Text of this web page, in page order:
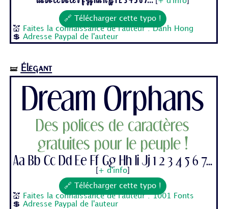
🔗 Télécharger cette typo !
💒
Faites la connaissance de l'auteur : Danh Hong
💲Adresse Paypal de l'auteur
🝛 Élégant
Dream Orphans
Des polices de caractères
gratuites pour le peuple !
Aa Bb Cc Dd Ee Ff Gg Hh Ii Jj 1 2 3 4 5 6 7...
+ d'info]
🔗 Télécharger cette typo !
💒
Faites la connaissance de l'auteur : 1001 Fonts
💲Adresse Paypal de l'auteur